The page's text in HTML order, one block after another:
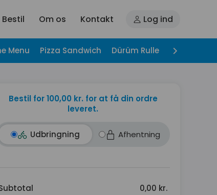
Bestil Om os Kontakt Log ind
Menu Pizza Sandwich Dürüm Rulle
Bestil for 100,00 kr. for at få din ordre
leveret.
Udbringning Afhentning
0,00 kr.